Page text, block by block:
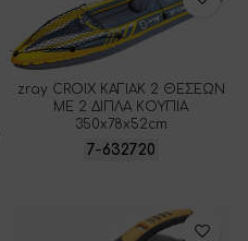
zray CROIX ΚΑΓΙΑΚ 2 ΘΕΣΕΩΝ
ΜΕ 2 ΔΙΠΛΑ ΚΟΥΠΙΑ
350x78x52cm
7-632720